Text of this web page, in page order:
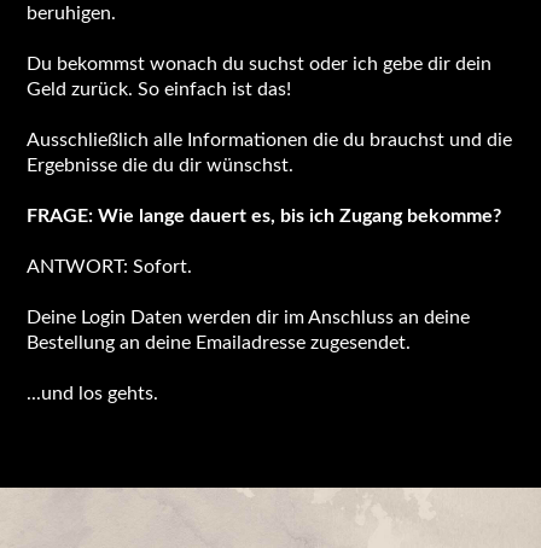
beruhigen.
Du bekommst wonach du suchst oder ich gebe dir dein
Geld zurück. So einfach ist das!
Ausschließlich alle Informationen die du brauchst und die
Ergebnisse die du dir wünschst.
FRAGE: Wie lange dauert es, bis ich Zugang bekomme?
ANTWORT: Sofort.
Deine Login Daten werden dir im Anschluss an deine
Bestellung an deine Emailadresse zugesendet.
...und los gehts.